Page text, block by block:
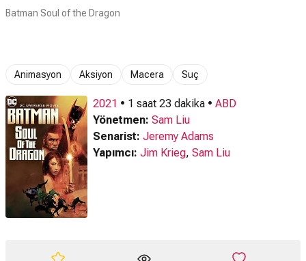
Batman Soul of the Dragon
Animasyon Aksiyon Macera Suç
2021 • 1 saat 23 dakika • ABD
Yönetmen: Sam Liu
Senarist: Jeremy Adams
Yapımcı: Jim Krieg, Sam Liu